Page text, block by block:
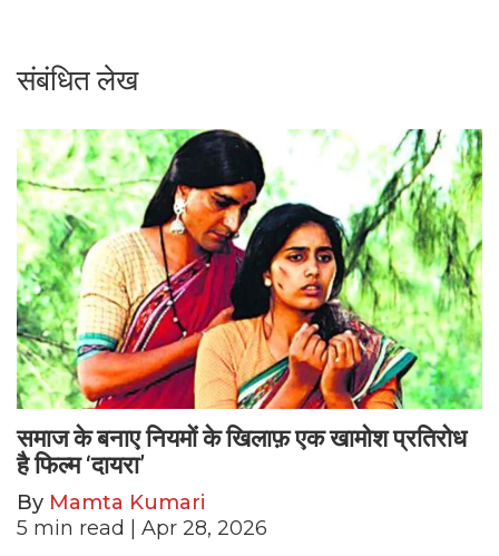
संबंधित लेख
समाज के बनाए नियमों के खिलाफ़ एक खामोश प्रतिरोध
है फिल्म ‘दायरा’
By Mamta Kumari
5 min read | Apr 28, 2026